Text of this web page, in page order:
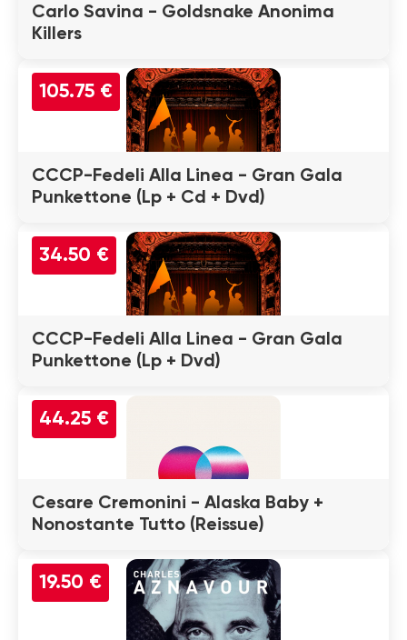
Carlo Savina - Goldsnake Anonima
Killers
105.75 €
CCCP-Fedeli Alla Linea - Gran Gala
Punkettone (Lp + Cd + Dvd)
34.50 €
CCCP-Fedeli Alla Linea - Gran Gala
Punkettone (Lp + Dvd)
44.25 €
Cesare Cremonini - Alaska Baby +
Nonostante Tutto (Reissue)
19.50 €